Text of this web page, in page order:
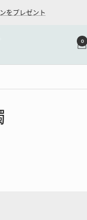
をプレゼント
0